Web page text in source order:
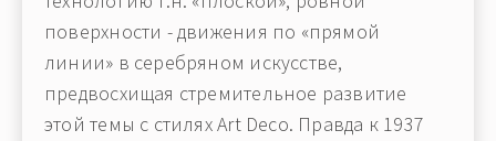
поверхности - движения по «прямой
линии» в серебряном искусстве,
предвосхищая стремительное развитие
этой темы с стилях Art Deco. Правда к 1937